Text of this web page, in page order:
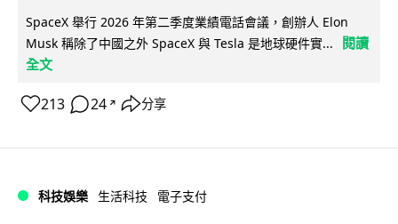
SpaceX 舉行 2026 年第二季度業績電話會議，創辦人 Elon
Musk 稱除了中國之外 SpaceX 與 Tesla 是地球硬件實...
閱讀
全文
213 24 ↗ 分享
科技娛樂 生活科技 電子支付